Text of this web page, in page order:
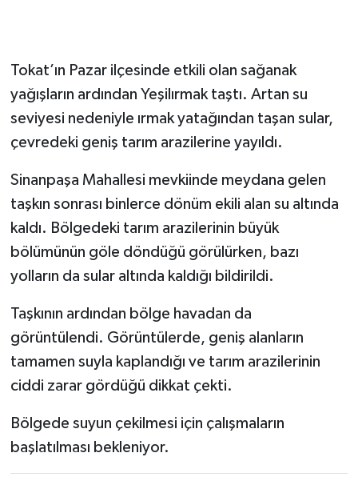
Tokat’ın Pazar ilçesinde etkili olan sağanak
yağışların ardından Yeşilırmak taştı. Artan su
seviyesi nedeniyle ırmak yatağından taşan sular,
çevredeki geniş tarım arazilerine yayıldı.
Sinanpaşa Mahallesi mevkiinde meydana gelen
taşkın sonrası binlerce dönüm ekili alan su altında
kaldı. Bölgedeki tarım arazilerinin büyük
bölümünün göle döndüğü görülürken, bazı
yolların da sular altında kaldığı bildirildi.
Taşkının ardından bölge havadan da
görüntülendi. Görüntülerde, geniş alanların
tamamen suyla kaplandığı ve tarım arazilerinin
ciddi zarar gördüğü dikkat çekti.
Bölgede suyun çekilmesi için çalışmaların
başlatılması bekleniyor.